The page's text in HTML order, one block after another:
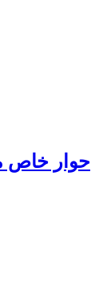
حوار خاص